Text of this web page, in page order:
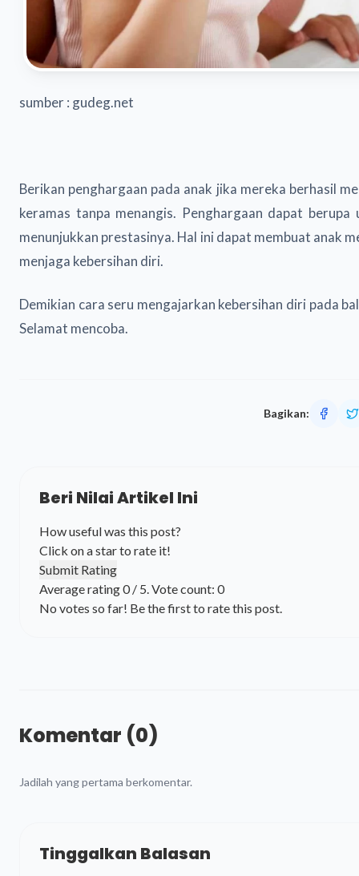
sumber : gudeg.net
Berikan penghargaan pada anak jika mereka berhasil
keramas tanpa menangis. Penghargaan dapat
menunjukkan prestasinya. Hal ini dapat membuat anak
menjaga kebersihan diri.
Demikian cara seru mengajarkan kebersihan diri pada
Selamat mencoba.
Bagikan:
Beri Nilai Artikel Ini
How useful was this post?
Click on a star to rate it!
Submit Rating
Average rating0/ 5. Vote count: 0
No votes so far! Be the first to rate this post.
Komentar (0)
Jadilah yang pertama berkomentar.
Tinggalkan Balasan